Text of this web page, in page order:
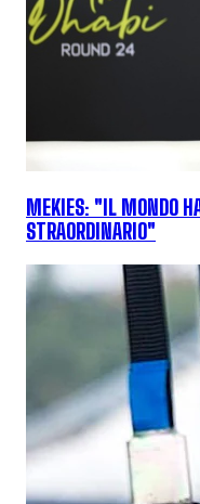
MEKIES: "IL MONDO
STRAORDINARIO"